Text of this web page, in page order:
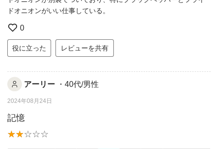
ドオニオンがいい仕事している。
0
役に立った レビューを共有
アーリー ・40代/男性
2024年08月24日
記憶